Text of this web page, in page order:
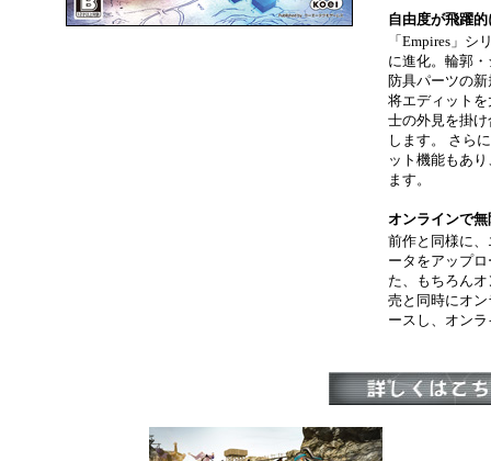
自由度が飛躍
「Empires」
に進化。輪郭
防具パーツの
将エディット
士の外見を掛
します。 さら
ット機能もあ
ます。
オンラインで
前作と同様に
ータをアップ
た、もちろん
売と同時にオ
ースし、オン